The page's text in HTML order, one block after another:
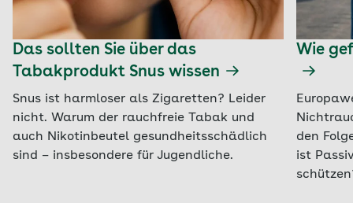
Das sollten Sie über das
Tabakprodukt Snus wissen
Snus ist harmloser als Zigaretten? Leider
nicht. Warum der rauchfreie Tabak und
auch Nikotinbeutel gesundheitsschädlich
sind – insbesondere für Jugendliche.
Wie
den
ist